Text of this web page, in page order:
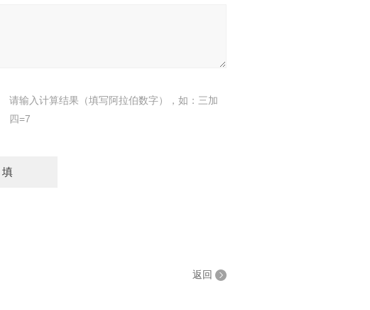
请输入计算结果（填写阿拉伯数字），如：三加
四=7
返回